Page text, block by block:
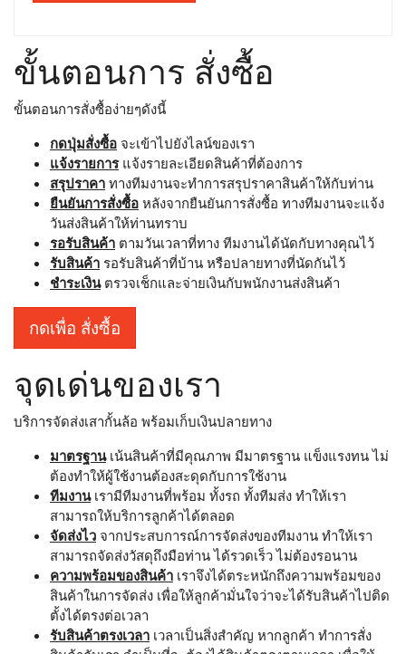
ขั้นตอนการ สั่งซื้อ
ขั้นตอนการสั่งซื้อง่ายๆดังนี้
กดปุ่มสั่งซื้อ จะเข้าไปยังไลน์ของเรา
แจ้งรายการแจ้งรายละเอียดสินค้าที่ต้องการ
สรุปราคา ทางทีมงานจะทำการสรุปราคาสินค้าให้กับท่าน
ยืนยันการสั่งซื้อ หลังจากยืนยันการสั่งซื้อ ทางทีมงานจะแจ้ง
วันส่งสินค้าให้ท่านทราบ
รอรับสินค้า ตามวันเวลาที่ทาง ทีมงานได้นัดกับทางคุณไว้
รับสินค้า รอรับสินค้าที่บ้าน หรือปลายทางที่นัดกันไว้
ชำระเงินตรวจเช็กและจ่ายเงินกับพนักงานส่งสินค้า
กดเพื่อ สั่งซื้อ
จุดเด่นของเรา
บริการจัดส่งเสากั้นล้อ พร้อมเก็บเงินปลายทาง
มาตรฐานเน้นสินค้าที่มีคุณภาพ มีมาตรฐาน แข็งแรงทน ไม่
ต้องทำให้ผู้ใช้งานต้องสะดุดกับการใช้งาน
ทีมงานเรามีทีมงานที่พร้อม ทั้งรถ ทั้งทีมส่ง ทำให้เรา
สามารถให้บริการลูกค้าได้ตลอด
จัดส่งไว จากประสบการณ์การจัดส่งของทีมงาน ทำให้เรา
สามารถจัดส่งวัสดุถึงมือท่าน ได้รวดเร็ว ไม่ต้องรอนาน
ความพร้อมของสินค้า เราจึงได้ตระหนักถึงความพร้อมของ
สินค้าในการจัดส่ง เพื่อให้ลูกค้ามั่นใจว่าจะได้รับสินค้าไปติด
ตั้งได้ตรงต่อเวลา
รับสินค้าตรงเวลา เวลาเป็นสิ่งสำคัญ หากลูกค้า ทำการสั่ง